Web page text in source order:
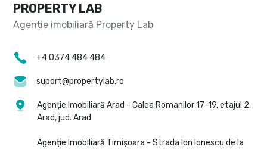
PROPERTY LAB
+4 0374 484 484
suport@propertylab.ro
Agenție Imobiliară Arad - Calea Romanilor 17-19, etajul 2,
Arad, jud. Arad
Agenție Imobiliară Timișoara - Strada Ion Ionescu de la